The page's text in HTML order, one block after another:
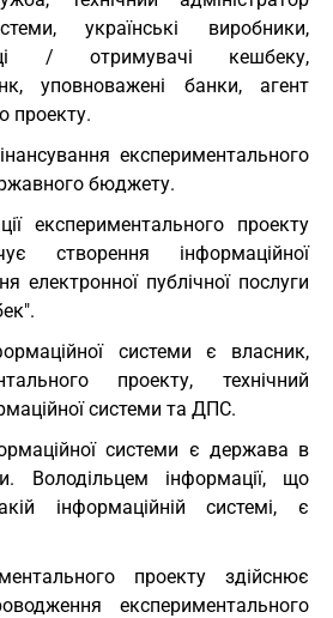
українські виробники,
/ отримувачі кешбеку,
уповноважені банки, агент
проекту.
експериментального
бюджету.
експериментального проекту
створення інформаційної
електронної публічної послуги
системи є власник,
проекту, технічний
системи та ДПС.
системи є держава в
Володільцем інформації, що
інформаційній системі, є
проекту здійснює
експериментального